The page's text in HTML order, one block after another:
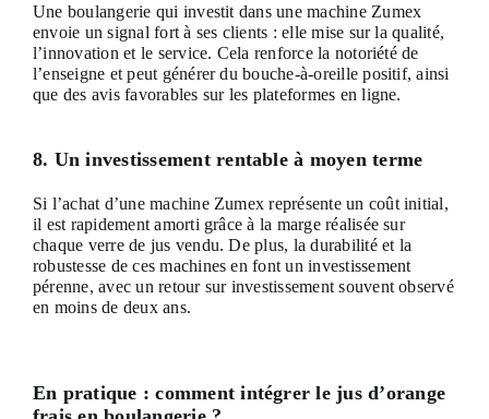
Une boulangerie qui investit dans une machine Zumex
envoie un signal fort à ses clients : elle mise sur la qualité,
l’innovation et le service. Cela renforce la notoriété de
l’enseigne et peut générer du bouche-à-oreille positif, ainsi
que des avis favorables sur les plateformes en ligne.
8. Un investissement rentable à moyen terme
Si l’achat d’une machine Zumex représente un coût initial,
il est rapidement amorti grâce à la marge réalisée sur
chaque verre de jus vendu. De plus, la durabilité et la
robustesse de ces machines en font un investissement
pérenne, avec un retour sur investissement souvent observé
en moins de deux ans.
En pratique : comment intégrer le jus d’orange